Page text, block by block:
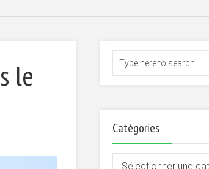
le
Catégories